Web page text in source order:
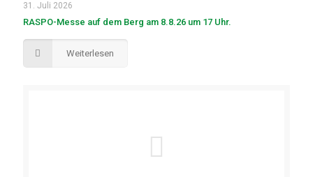
31. Juli 2026
RASPO-Messe auf dem Berg am 8.8.26 um 17 Uhr.
Weiterlesen